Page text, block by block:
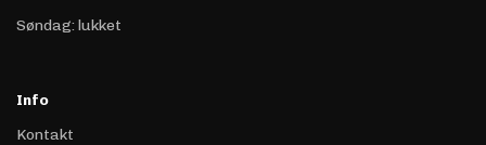
Søndag: lukket
Info
Kontakt